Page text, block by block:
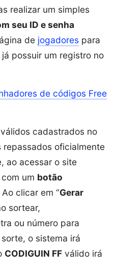
realizar um simples
seu ID e senha
de jogadores para
possuir um registro no
de códigos Free
cadastrados no
oficialmente
ao acessar o site
um botão
clicar em “Gerar
sortear,
ou número para
o sistema irá
CODIGUIN FF válido irá